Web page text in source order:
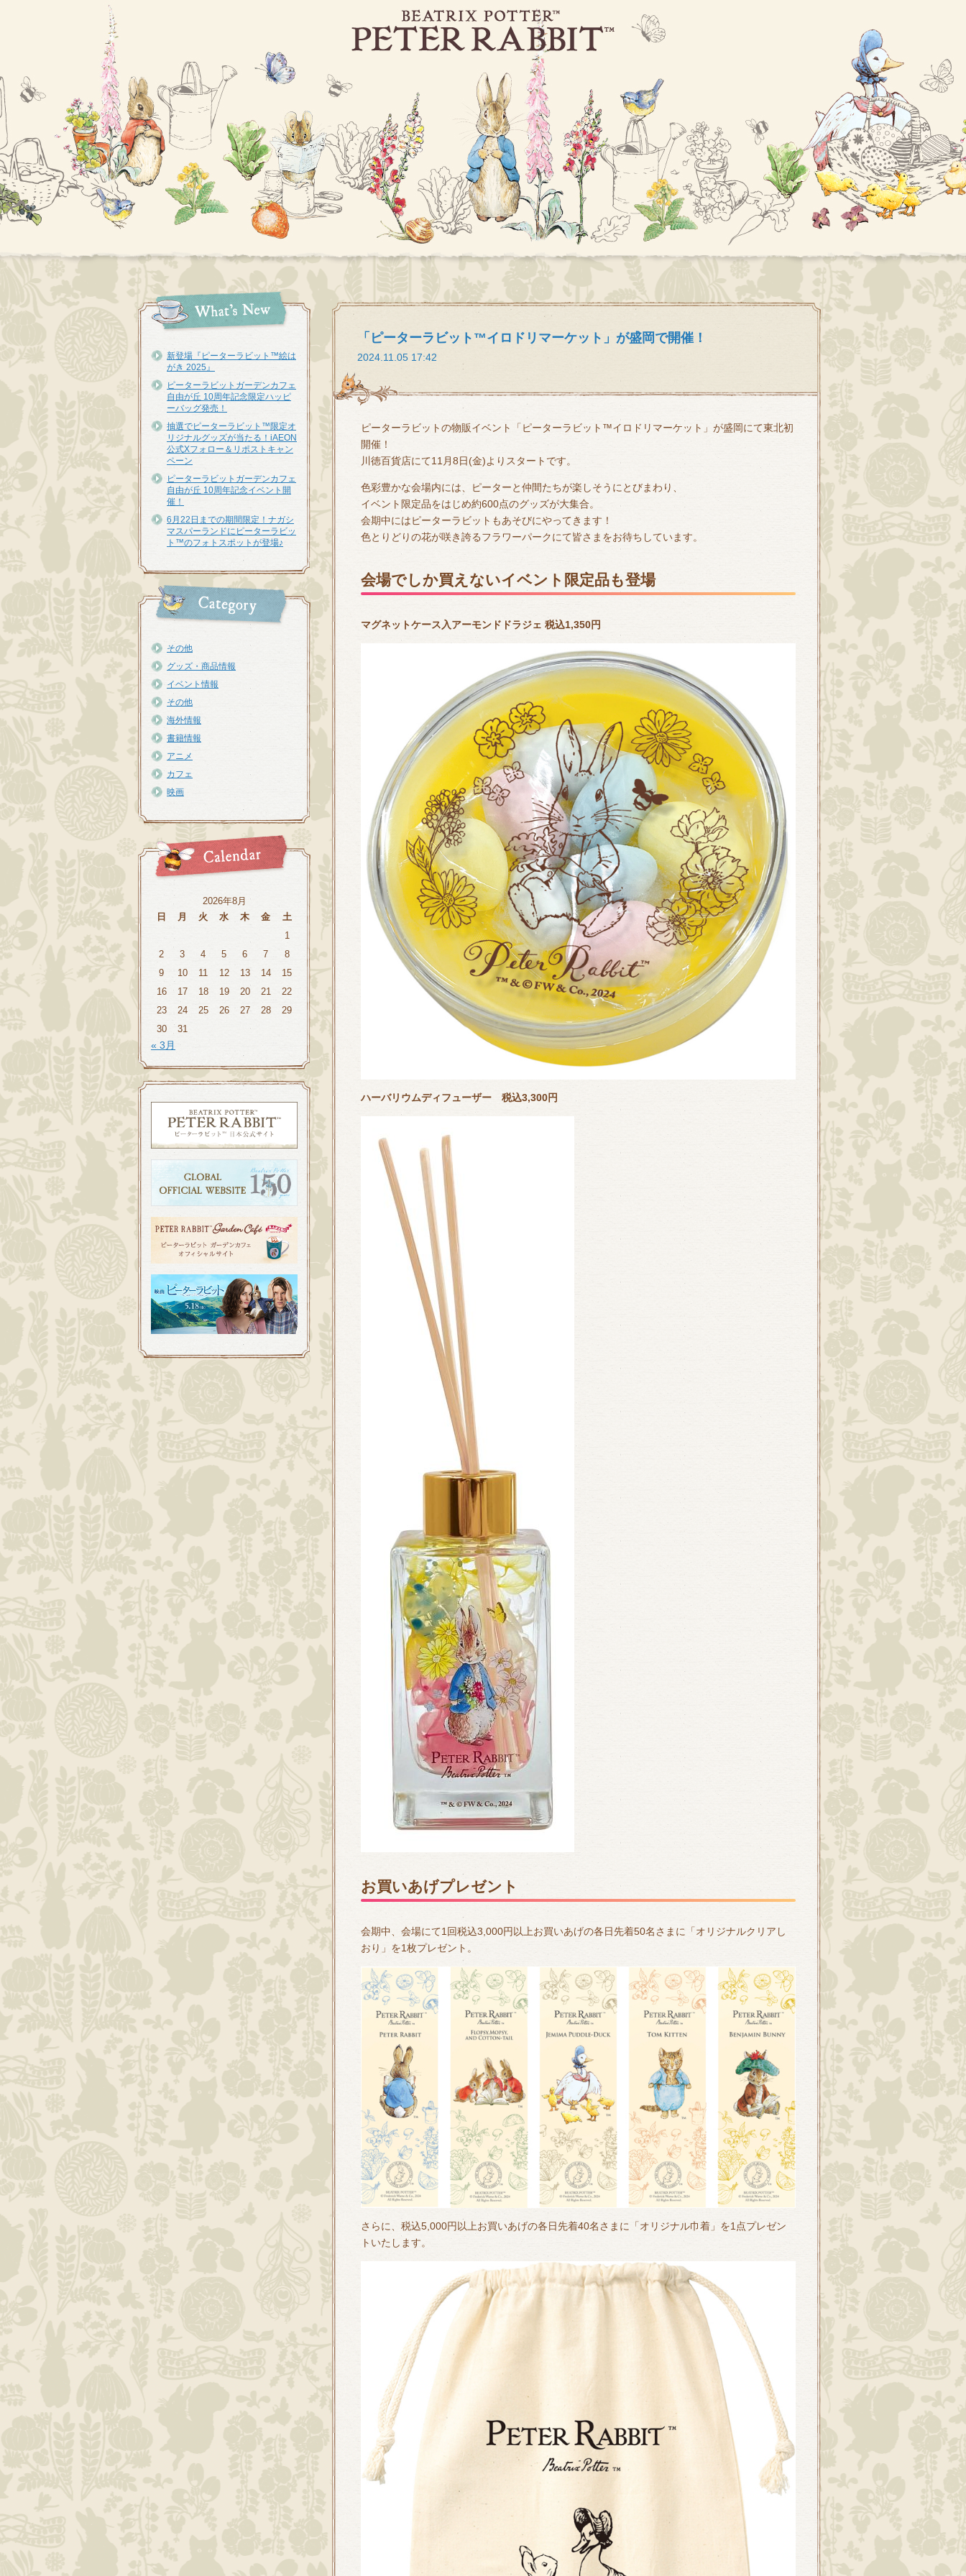
新登場『ピーターラビット™︎絵は
がき 2025』
ピーターラビットガーデンカフェ
自由が丘 10周年記念限定ハッピ
ーバッグ発売！
抽選でピーターラビット™限定オ
リジナルグッズが当たる！iAEON
公式Xフォロー＆リポストキャン
ペーン
ピーターラビットガーデンカフェ
自由が丘 10周年記念イベント開
催！
6月22日までの期間限定！ナガシ
マスパーランドにピーターラビッ
ト™のフォトスポットが登場♪
その他
グッズ・商品情報
イベント情報
その他
海外情報
書籍情報
アニメ
カフェ
映画
2026年8月
日
月 火 水 木 金
土
1
2
3 4 5 6 7
8
9
10 11 12 13 14
15
16
17 18 19 20 21
22
23
24 25 26 27 28
29
30
31
« 3月
「ピーターラビット™イロドリマーケット」が盛岡で開催！
2024.11.05 17:42
ピーターラビットの物販イベント「ピーターラビット™イロドリマーケット」が盛岡にて東北初
開催！
川徳百貨店にて11月8日(金)よりスタートです。
色彩豊かな会場内には、ピーターと仲間たちが楽しそうにとびまわり、
イベント限定品をはじめ約600点のグッズが大集合。
会期中にはピーターラビットもあそびにやってきます！
色とりどりの花が咲き誇るフラワーパークにて皆さまをお待ちしています。
会場でしか買えないイベント限定品も登場
マグネットケース入アーモンドドラジェ 税込1,350円
ハーバリウムディフューザー 税込3,300円
お買いあげプレゼント
会期中、会場にて1回税込3,000円以上お買いあげの各日先着50名さまに「オリジナルクリアし
おり」を1枚プレゼント。
さらに、税込5,000円以上お買いあげの各日先着40名さまに「オリジナル巾着」を1点プレゼン
トいたします。